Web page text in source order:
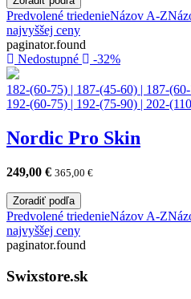
Predvolené triedenieNázov A-Z
najvyššej ceny
paginator.found
Nedostupné
-32%
182-(60-75) | 187-(45-60) | 187-
192-(60-75) | 192-(75-90) | 202-
Nordic Pro Skin
249,00 € 365,00 €
Zoradiť podľa
Predvolené triedenieNázov A-Z
najvyššej ceny
paginator.found
Swixstore.sk